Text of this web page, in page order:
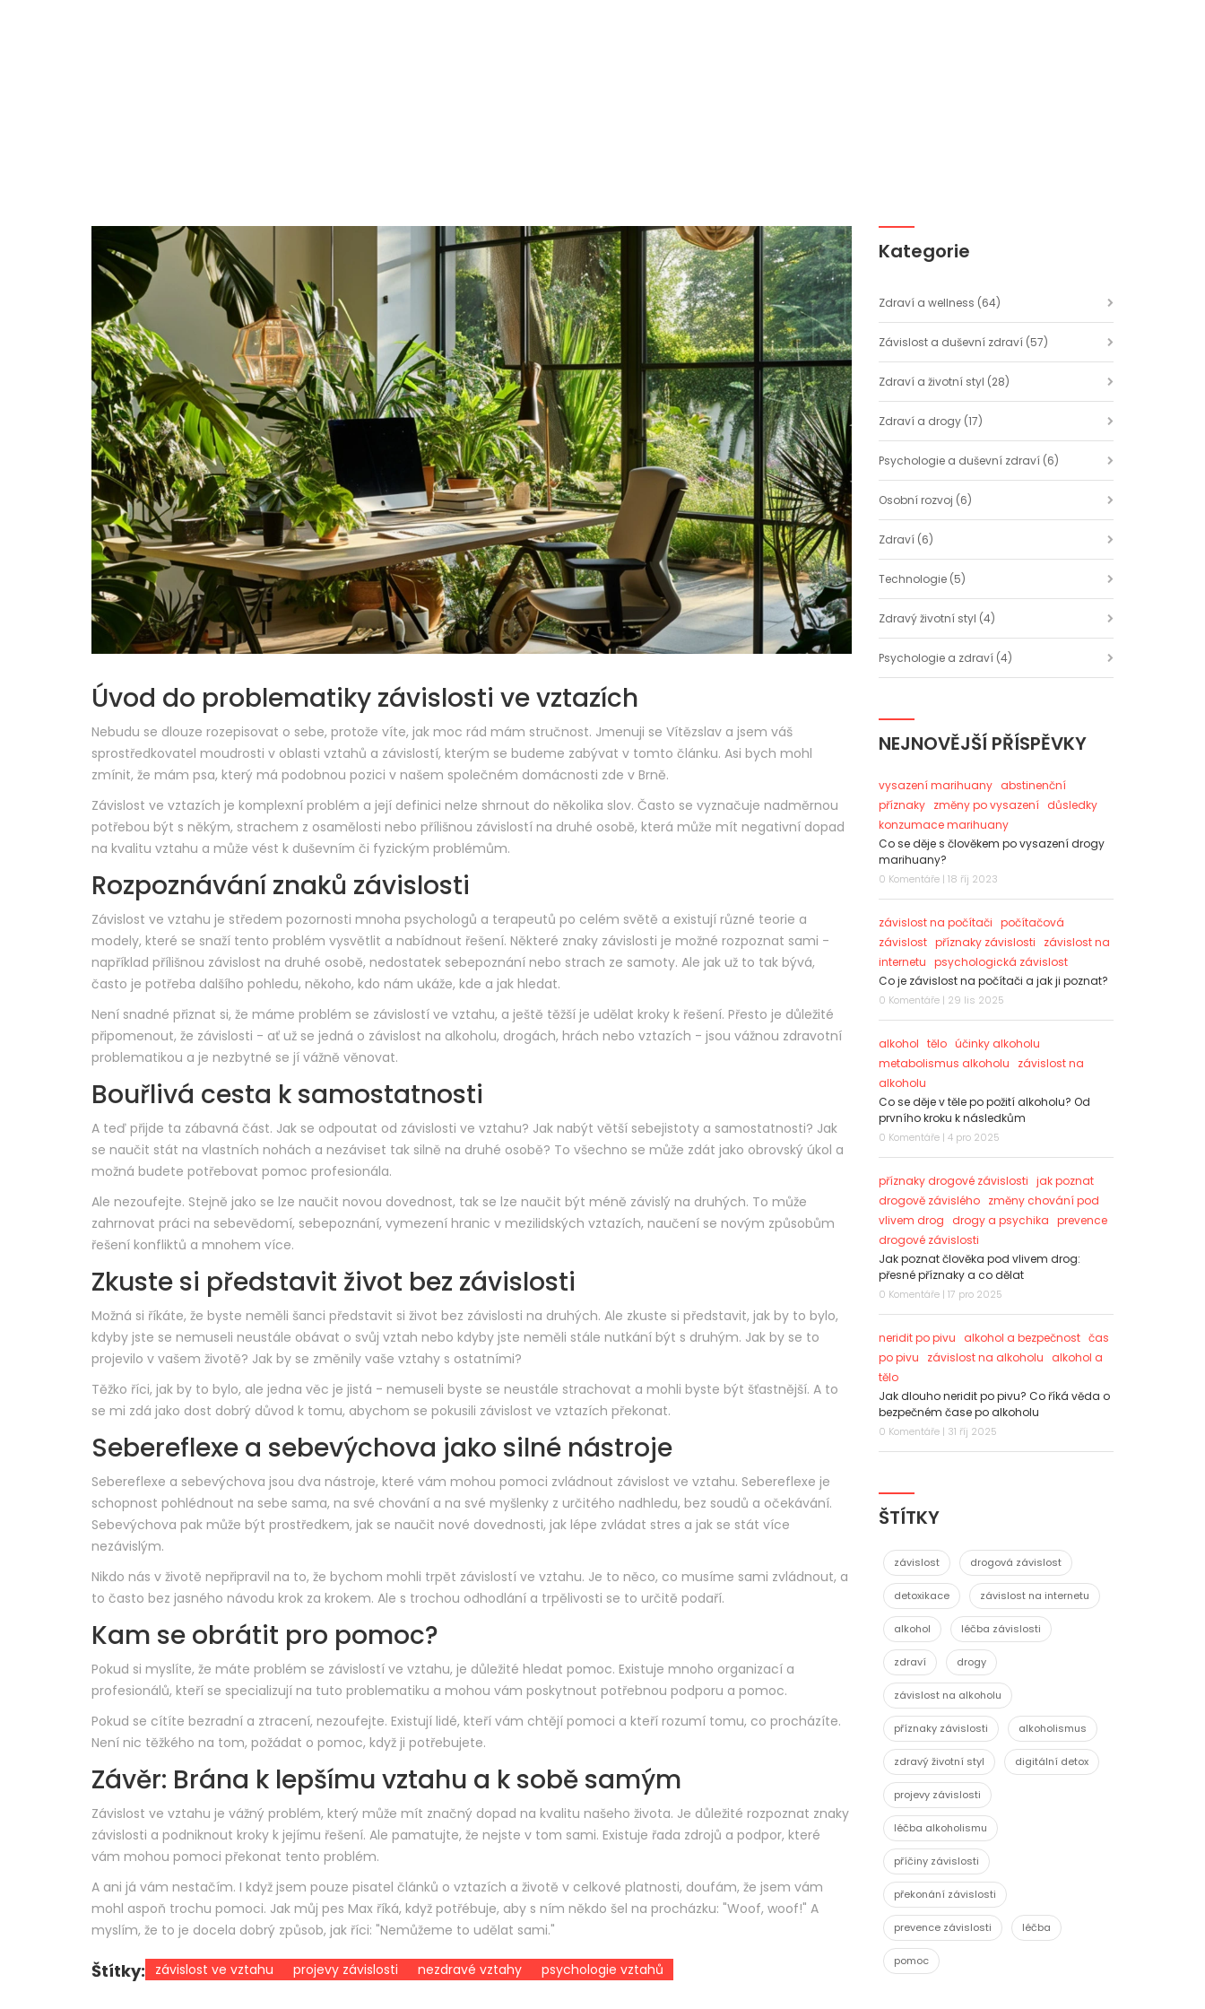
Úvod do problematiky závislosti ve vztazích
Nebudu se dlouze rozepisovat o sebe, protože víte, jak moc rád mám stručnost. Jmenuji se Vítězslav a jsem váš
sprostředkovatel moudrosti v oblasti vztahů a závislostí, kterým se budeme zabývat v tomto článku. Asi bych mohl
zmínit, že mám psa, který má podobnou pozici v našem společném domácnosti zde v Brně.
Závislost ve vztazích je komplexní problém a její definici nelze shrnout do několika slov. Často se vyznačuje nadměrnou
potřebou být s někým, strachem z osamělosti nebo přílišnou závislostí na druhé osobě, která může mít negativní dopad
na kvalitu vztahu a může vést k duševním či fyzickým problémům.
Rozpoznávání znaků závislosti
Závislost ve vztahu je středem pozornosti mnoha psychologů a terapeutů po celém světě a existují různé teorie a
modely, které se snaží tento problém vysvětlit a nabídnout řešení. Některé znaky závislosti je možné rozpoznat sami -
například přílišnou závislost na druhé osobě, nedostatek sebepoznání nebo strach ze samoty. Ale jak už to tak bývá,
často je potřeba dalšího pohledu, někoho, kdo nám ukáže, kde a jak hledat.
Není snadné přiznat si, že máme problém se závislostí ve vztahu, a ještě těžší je udělat kroky k řešení. Přesto je důležité
připomenout, že závislosti - ať už se jedná o závislost na alkoholu, drogách, hrách nebo vztazích - jsou vážnou zdravotní
problematikou a je nezbytné se jí vážně věnovat.
Bouřlivá cesta k samostatnosti
A teď přijde ta zábavná část. Jak se odpoutat od závislosti ve vztahu? Jak nabýt větší sebejistoty a samostatnosti? Jak
se naučit stát na vlastních nohách a nezáviset tak silně na druhé osobě? To všechno se může zdát jako obrovský úkol a
možná budete potřebovat pomoc profesionála.
Ale nezoufejte. Stejně jako se lze naučit novou dovednost, tak se lze naučit být méně závislý na druhých. To může
zahrnovat práci na sebevědomí, sebepoznání, vymezení hranic v mezilidských vztazích, naučení se novým způsobům
řešení konfliktů a mnohem více.
Zkuste si představit život bez závislosti
Možná si říkáte, že byste neměli šanci představit si život bez závislosti na druhých. Ale zkuste si představit, jak by to bylo,
kdyby jste se nemuseli neustále obávat o svůj vztah nebo kdyby jste neměli stále nutkání být s druhým. Jak by se to
projevilo v vašem životě? Jak by se změnily vaše vztahy s ostatními?
Těžko říci, jak by to bylo, ale jedna věc je jistá - nemuseli byste se neustále strachovat a mohli byste být šťastnější. A to
se mi zdá jako dost dobrý důvod k tomu, abychom se pokusili závislost ve vztazích překonat.
Sebereflexe a sebevýchova jako silné nástroje
Sebereflexe a sebevýchova jsou dva nástroje, které vám mohou pomoci zvládnout závislost ve vztahu. Sebereflexe je
schopnost pohlédnout na sebe sama, na své chování a na své myšlenky z určitého nadhledu, bez soudů a očekávání.
Sebevýchova pak může být prostředkem, jak se naučit nové dovednosti, jak lépe zvládat stres a jak se stát více
nezávislým.
Nikdo nás v životě nepřipravil na to, že bychom mohli trpět závislostí ve vztahu. Je to něco, co musíme sami zvládnout, a
to často bez jasného návodu krok za krokem. Ale s trochou odhodlání a trpělivosti se to určitě podaří.
Kam se obrátit pro pomoc?
Pokud si myslíte, že máte problém se závislostí ve vztahu, je důležité hledat pomoc. Existuje mnoho organizací a
profesionálů, kteří se specializují na tuto problematiku a mohou vám poskytnout potřebnou podporu a pomoc.
Pokud se cítíte bezradní a ztracení, nezoufejte. Existují lidé, kteří vám chtějí pomoci a kteří rozumí tomu, co procházíte.
Není nic těžkého na tom, požádat o pomoc, když ji potřebujete.
Závěr: Brána k lepšímu vztahu a k sobě samým
Závislost ve vztahu je vážný problém, který může mít značný dopad na kvalitu našeho života. Je důležité rozpoznat znaky
závislosti a podniknout kroky k jejímu řešení. Ale pamatujte, že nejste v tom sami. Existuje řada zdrojů a podpor, které
vám mohou pomoci překonat tento problém.
A ani já vám nestačím. I když jsem pouze pisatel článků o vztazích a životě v celkové platnosti, doufám, že jsem vám
mohl aspoň trochu pomoci. Jak můj pes Max říká, když potřébuje, aby s ním někdo šel na procházku: "Woof, woof!" A
myslím, že to je docela dobrý způsob, jak říci: "Nemůžeme to udělat sami."
Štítky: závislost ve vztahu projevy závislosti nezdravé vztahy psychologie vztahů
Kategorie
Zdraví a wellness (64)
Závislost a duševní zdraví (57)
Zdraví a životní styl (28)
Zdraví a drogy (17)
Psychologie a duševní zdraví (6)
Osobní rozvoj (6)
Zdraví (6)
Technologie (5)
Zdravý životní styl (4)
Psychologie a zdraví (4)
NEJNOVĚJŠÍ PŘÍSPĚVKY
vysazení marihuany
abstinenční
příznaky
změny po vysazení
důsledky
konzumace marihuany
Co se děje s člověkem po vysazení drogy
marihuany?
0 Komentáře | 18 říj 2023
závislost na počítači počítačová
závislost příznaky závislosti
závislost na
internetu psychologická závislost
Co je závislost na počítači a jak ji poznat?
0 Komentáře | 29 lis 2025
alkohol tělo účinky alkoholu
metabolismus alkoholu
závislost na
alkoholu
Co se děje v těle po požití alkoholu? Od
prvního kroku k následkům
0 Komentáře | 4 pro 2025
příznaky drogové závislosti jak poznat
drogově závislého
změny chování pod
vlivem drog
drogy a psychika prevence
drogové závislosti
Jak poznat člověka pod vlivem drog:
přesné příznaky a co dělat
0 Komentáře | 17 pro 2025
neridit po pivu alkohol a bezpečnost čas
po pivu
závislost na alkoholu
alkohol a
tělo
Jak dlouho neridit po pivu? Co říká věda o
bezpečném čase po alkoholu
0 Komentáře | 31 říj 2025
ŠTÍTKY
závislost drogová závislost
detoxikace závislost na internetu
alkohol léčba závislosti
zdraví drogy
závislost na alkoholu
příznaky závislosti alkoholismus
zdravý životní styl digitální detox
projevy závislosti
léčba alkoholismu
příčiny závislosti
překonání závislosti
prevence závislosti léčba
pomoc